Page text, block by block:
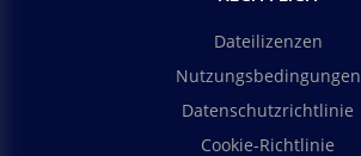
Dateilizenzen
Nutzungsbedingungen
Datenschutzrichtlinie
Cookie-Richtlinie